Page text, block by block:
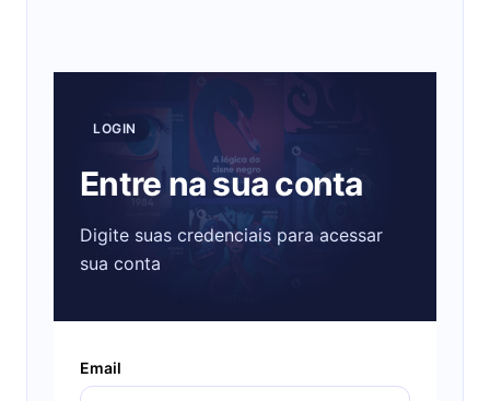
LOGIN
Entre na sua conta
Digite suas credenciais para acessar
sua conta
Email